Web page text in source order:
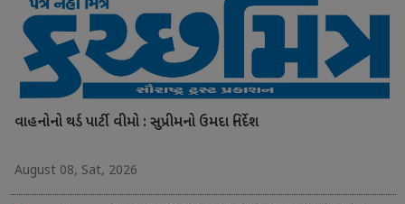
વાહનોનો થર્ડ પાર્ટી વીમો : સુપ્રીમનો ઉમદા નિર્દેશ
August 08, Sat, 2026